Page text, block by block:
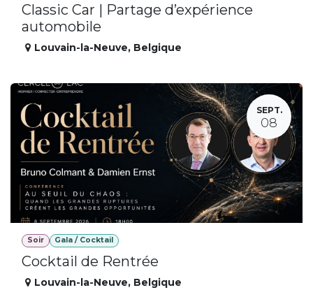
Classic Car | Partage d’expérience
automobile
Louvain-la-Neuve, Belgique
SEPT.
08
Soir Gala / Cocktail
Cocktail de Rentrée
Louvain-la-Neuve, Belgique